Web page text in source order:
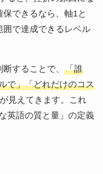
できるなら、軸1と
で達成できるレベル
することで、 「誰
で」「どれだけのコス
見えてきます。これ
英語の質と量」の定義